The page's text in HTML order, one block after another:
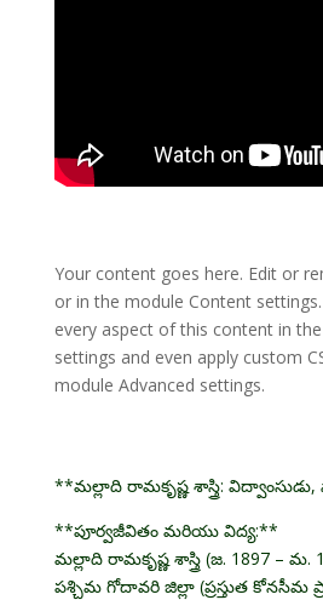
Your content goes here. Edit or
or in the module Content
every aspect of this content in
settings and even apply custom
module Advanced settings.
**మల్లాది రామకృష్ణ శాస్త్రి:
**పూర్వజీవితం మరియు విద్య:**
మల్లాది రామకృష్ణ శాస్త్రి (జ. 1897 – మ.
పశ్చిమ గోదావరి జిల్లా (ప్రస్తుత కోనసీమ